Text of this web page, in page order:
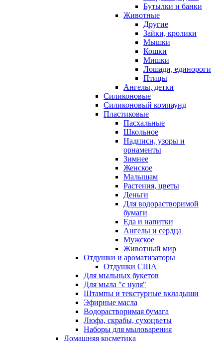
Бутылки и банки
Животные
Другие
Зайки, кролики
Мышки
Кошки
Мишки
Лошади, единороги
Птицы
Ангелы, детки
Силиконовые
Силиконовый компаунд
Пластиковые
Пасхальные
Школьное
Надписи, узоры и
орнаменты
Зимнее
Женское
Малышам
Растения, цветы
Деньги
Для водорастворимой
бумаги
Еда и напитки
Ангелы и сердца
Мужское
Животный мир
Отдушки и ароматизаторы
Отдушки США
Для мыльных букетов
Для мыла "с нуля"
Штампы и текстурные вкладыши
Эфирные масла
Водорастворимая бумага
Люфа, скрабы, сухоцветы
Наборы для мыловарения
Домашняя косметика